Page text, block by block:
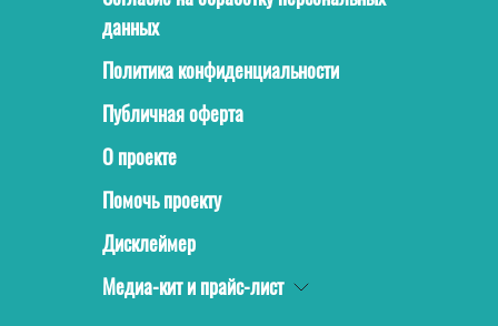
данных
Политика конфиденциальности
Публичная оферта
О проекте
Помочь проекту
Дисклеймер
Медиа-кит и прайс-лист